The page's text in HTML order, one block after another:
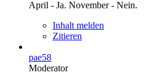
April - Ja. November - Nein.
Inhalt melden
Zitieren
pae58
Moderator